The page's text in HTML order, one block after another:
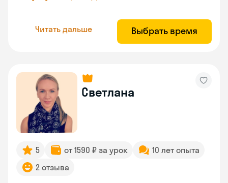
Читать дальше Выбрать время
Светлана
5 от 1590 ₽ за урок
10 лет опыта
2 отзыва